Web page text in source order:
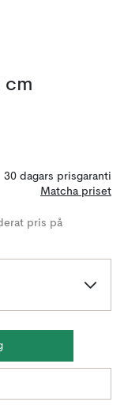
30 dagars prisgaranti
Matcha priset
pris på